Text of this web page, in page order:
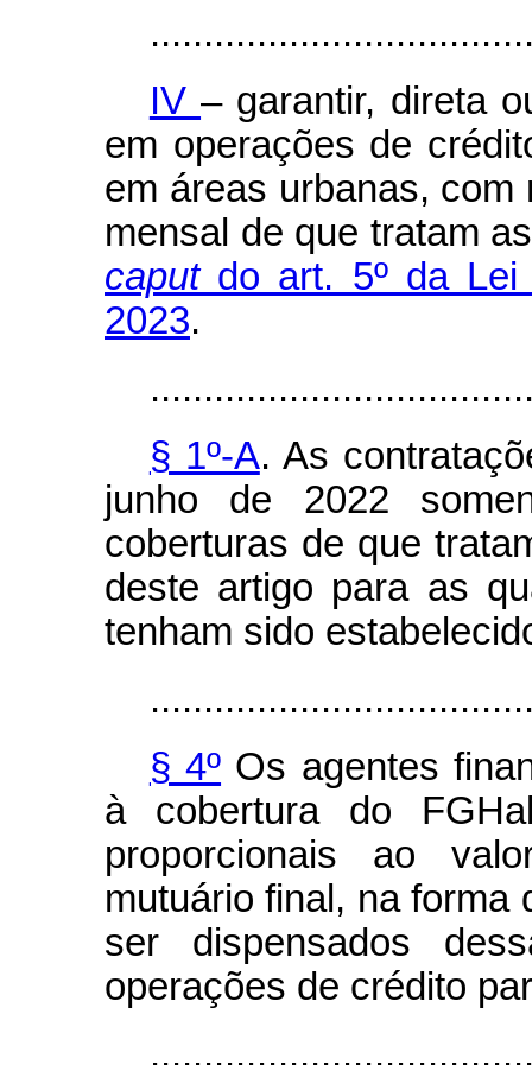
IV– garantir, direta
em operações de
em áreas urbanas, com
mensal de que tratam
caputdo art. 5º da Lei
2023.
§ 1º-A. As
junho de 2022
coberturas de que
deste artigo para as
tenham sido
§ 4º Os agentes
à cobertura do
proporcionais ao
mutuário final, na forma
ser dispensados
operações de crédito